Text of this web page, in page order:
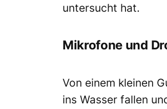
untersucht hat.
Mikrofone und
Von einem kleinen
ins Wasser fallen